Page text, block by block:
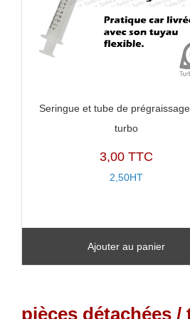
Seringue et tube de
turbo
3,00 TTC
2,50HT
Ajouter au panier
pièces détachées